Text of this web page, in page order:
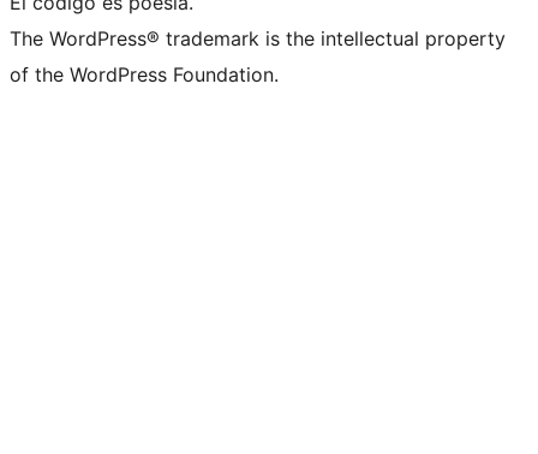
The WordPress® trademark is the intellectual property
of the WordPress Foundation.